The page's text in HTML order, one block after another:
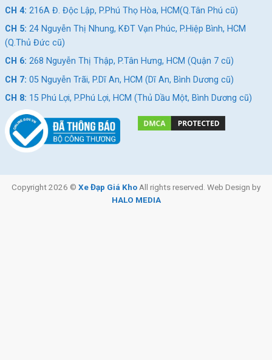
CH 4: 216A Đ. Độc Lập, P.Phú Thọ Hòa, HCM(Q.Tân Phú cũ)
CH 5: 24 Nguyễn Thị Nhung, KĐT Vạn Phúc, P.Hiệp Bình, HCM
(Q.Thủ Đức cũ)
CH 6: 268 Nguyễn Thị Thập, P.Tân Hưng, HCM (Quận 7 cũ)
CH 7: 05 Nguyễn Trãi, P.Dĩ An, HCM (Dĩ An, Bình Dương cũ)
CH 8: 15 Phú Lợi, P.Phú Lợi, HCM (Thủ Dầu Một, Bình Dương cũ)
Copyright 2026 © Xe Đạp Giá Kho All rights reserved. Web Design by
HALO MEDIA